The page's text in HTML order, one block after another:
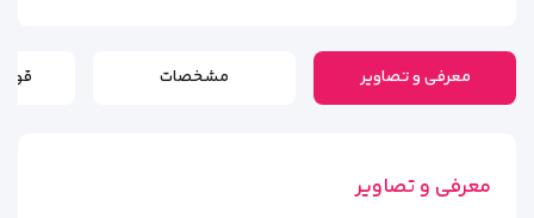
معرفی و تصاویر مشخصات
معرفی و تصاویر